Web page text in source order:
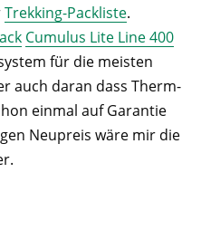
Trekking-Packliste.
Cumulus Lite Line 400
für die meisten
auch daran dass Therm-
einmal auf Garantie
Neupreis wäre mir die